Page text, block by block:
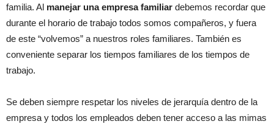
familia. Al manejar una empresa familiar debemos recordar que
durante el horario de trabajo todos somos compañeros, y fuera
de este “volvemos” a nuestros roles familiares. También es
conveniente separar los tiempos familiares de los tiempos de
trabajo.
Se deben siempre respetar los niveles de jerarquía dentro de la
empresa y todos los empleados deben tener acceso a las mimas